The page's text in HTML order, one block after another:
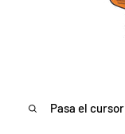
Pasa el